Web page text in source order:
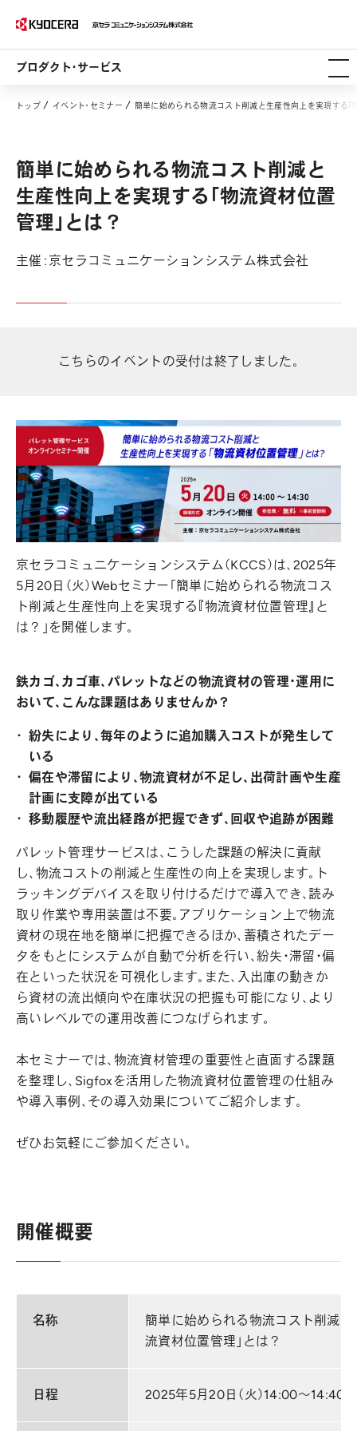
プロダクト・サービス
トップ イベント・セミナー 簡単に始められる物流コスト削減と生産性向上を実現する「
簡単に始められる物流コスト削減と
生産性向上を実現する「物流資材位置
管理」とは？
主催：京セラコミュニケーションシステム株式会社
こちらのイベントの受付は終了しました。
京セラコミュニケーションシステム（KCCS）は、2025年
5月20日（火）Webセミナー「簡単に始められる物流コス
ト削減と生産性向上を実現する『物流資材位置管理』と
は？」を開催します。
鉄カゴ、カゴ車、パレットなどの物流資材の管理・運用に
おいて、こんな課題はありませんか？
紛失により、毎年のように追加購入コストが発生して
いる
偏在や滞留により、物流資材が不足し、出荷計画や生産
計画に支障が出ている
移動履歴や流出経路が把握できず、回収や追跡が困難
パレット管理サービスは、こうした課題の解決に貢献
し、物流コストの削減と生産性の向上を実現します。ト
ラッキングデバイスを取り付けるだけで導入でき、読み
取り作業や専用装置は不要。アプリケーション上で物流
資材の現在地を簡単に把握できるほか、蓄積されたデー
タをもとにシステムが自動で分析を行い、紛失・滞留・偏
在といった状況を可視化します。また、入出庫の動きか
ら資材の流出傾向や在庫状況の把握も可能になり、より
高いレベルでの運用改善につなげられます。
本セミナーでは、物流資材管理の重要性と直面する課題
を整理し、Sigfoxを活用した物流資材位置管理の仕組み
や導入事例、その導入効果についてご紹介します。
ぜひお気軽にご参加ください。
開催概要
名称
簡単に始められる物流コスト削減と
流資材位置管理」とは？
日程 2025年5月20日（火）14:00～14:40